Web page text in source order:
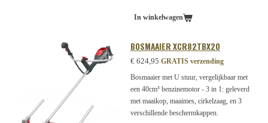
In winkelwagen
BOSMAAIER XCR82TBX20
€ 624,95 GRATIS verzending
Bosmaaier met U stuur, vergelijkbaar met
een 40cm³ benzinemotor - 3 in 1: geleverd
met maaikop, maaimes, cirkelzaag, en 3
verschillende beschermkappen.